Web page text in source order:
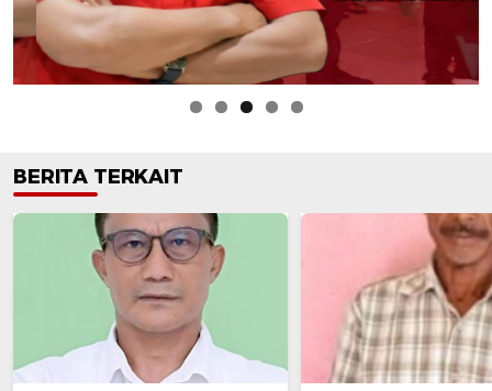
BERITA TERKAIT